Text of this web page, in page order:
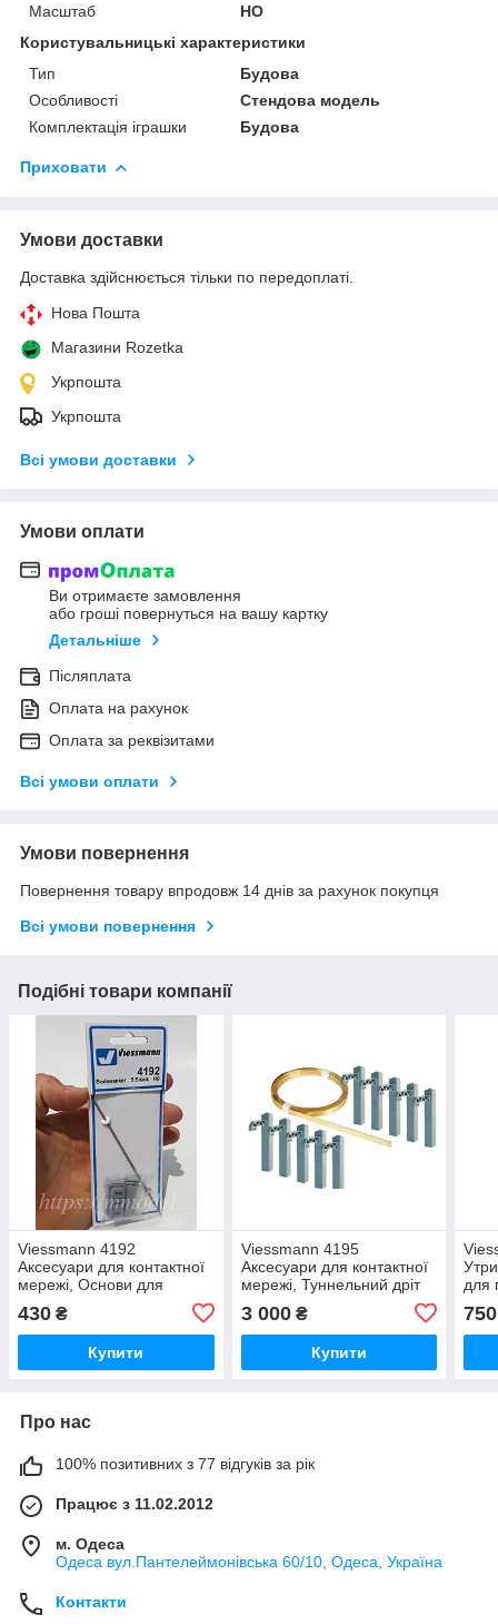
Масштаб
HO
Користувальницькі характеристики
Тип
Будова
Особливості
Стендова модель
Комплектація іграшки
Будова
Приховати
Умови доставки
Доставка здійснюється тільки по передоплаті.
Нова Пошта
Магазини Rozetka
Укрпошта
Укрпошта
Всі умови доставки
Умови оплати
Ви отримаєте замовлення
або гроші повернуться на вашу картку
Детальніше
Післяплата
Оплата на рахунок
Оплата за реквізитами
Всі умови оплати
Умови повернення
Повернення товару впродовж 14 днів за рахунок покупця
Всі умови повернення
Подібні товари компанії
Viessmann 4192
Аксесуари для контактної
мережі, Основи для
встановлення щог 5 штук,
масштабу 1/87, H0
430 ₴
Купити
Viessmann 4195
Аксесуари для контактної
мережі, Туннельний дріт
опорами, масштабу 1/87,
H0
3 000₴
Купити
для
750
Про нас
100% позитивних з 77 відгуків за рік
Працює з 11.02.2012
м. Одеса
Одеса вул.Пантелеймонівська 60/10, Одеса, Україна
Контакти